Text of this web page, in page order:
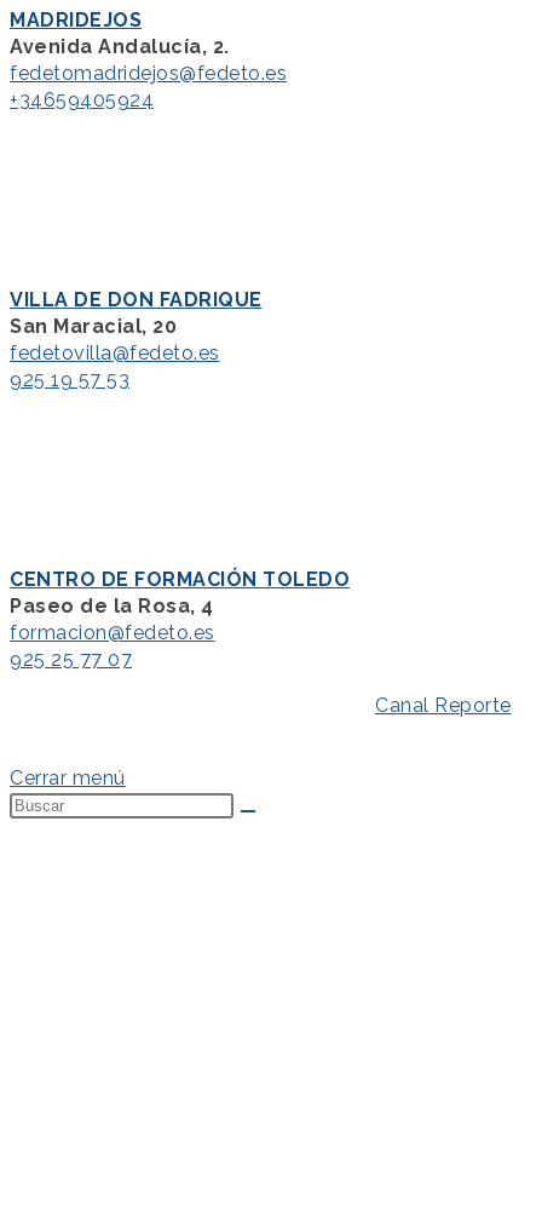
MADRIDEJOS
Avenida Andalucía, 2.
fedetomadridejos@fedeto.es
+34659405924
VILLA DE DON FADRIQUE
San Maracial, 20
fedetovilla@fedeto.es
925 19 57 53
CENTRO DE FORMACIÓN TOLEDO
Paseo de la Rosa, 4
formacion@fedeto.es
925 25 77 07
Canal Reporte
Cerrar menú